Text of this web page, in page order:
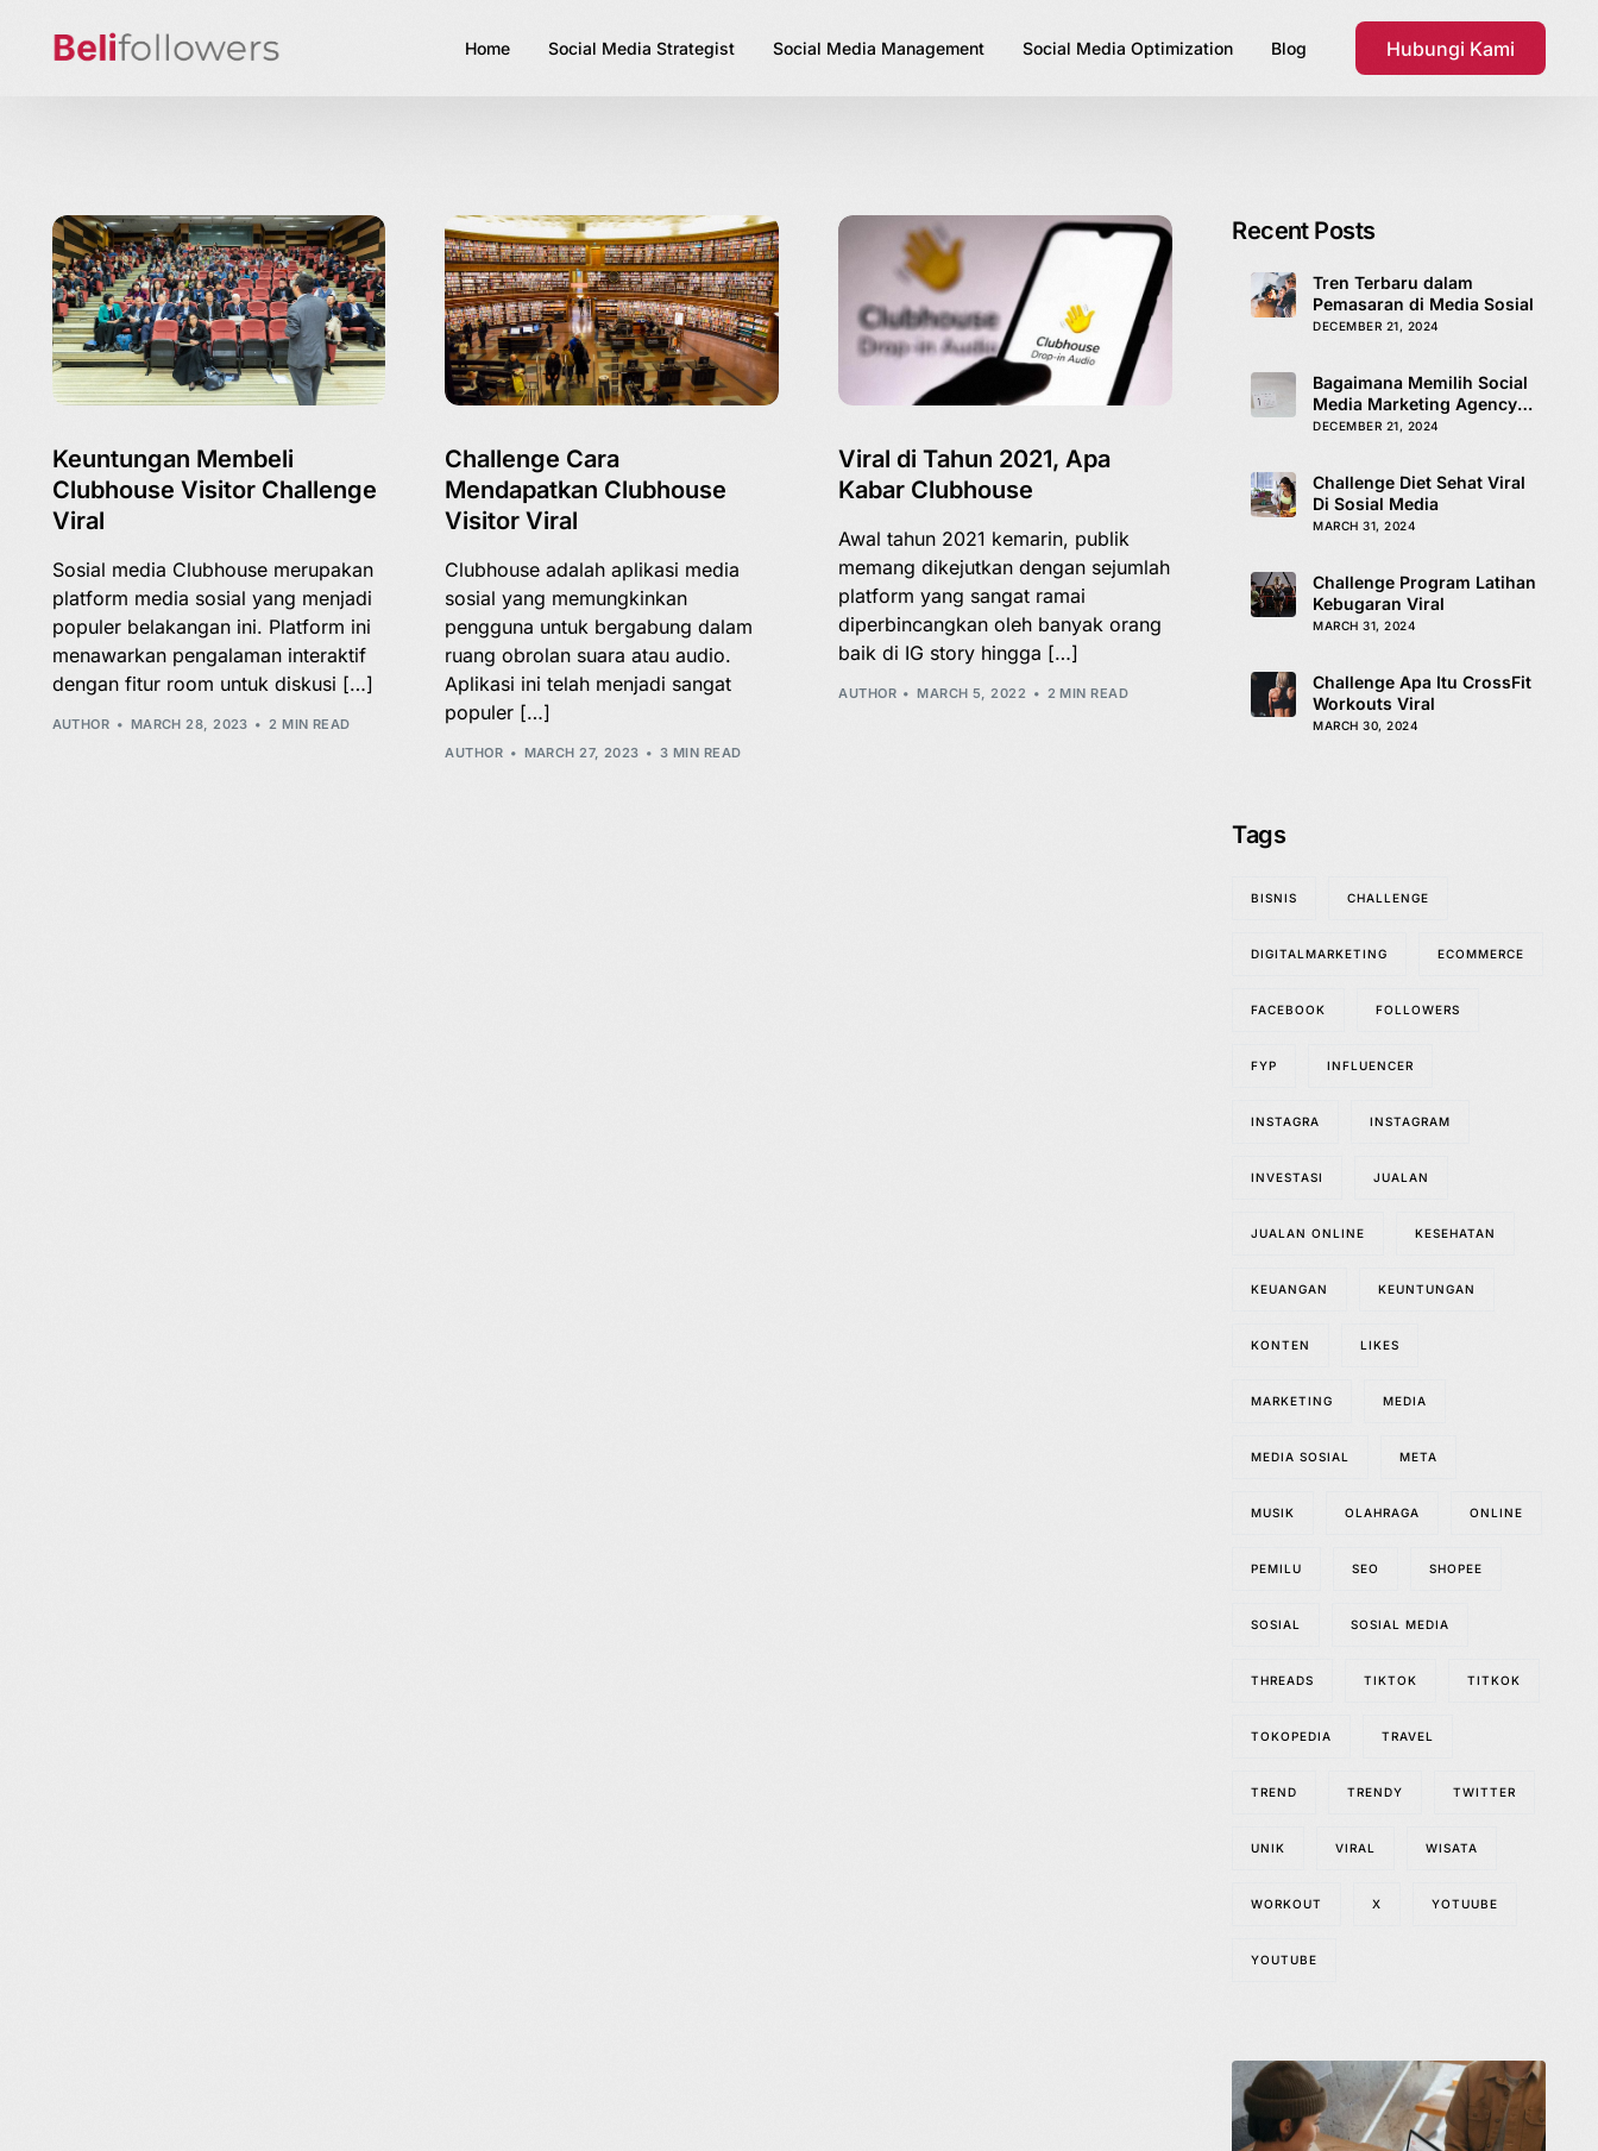
Home Social Media Strategist Social Media Management Social Media Optimization Blog Hubungi Kami
Keuntungan Membeli
Clubhouse Visitor Challenge
Viral
Sosial media Clubhouse merupakan
platform media sosial yang menjadi
populer belakangan ini. Platform ini
menawarkan pengalaman interaktif
dengan fitur room untuk diskusi […]
AUTHOR MARCH 28, 2023 2 MIN READ
Challenge Cara
Mendapatkan Clubhouse
Visitor Viral
Clubhouse adalah aplikasi media
sosial yang memungkinkan
pengguna untuk bergabung dalam
ruang obrolan suara atau audio.
Aplikasi ini telah menjadi sangat
populer […]
AUTHOR MARCH 27, 2023 3 MIN READ
Viral di Tahun 2021, Apa
Kabar Clubhouse
Awal tahun 2021 kemarin, publik
memang dikejutkan dengan sejumlah
platform yang sangat ramai
diperbincangkan oleh banyak orang
baik di IG story hingga […]
AUTHOR MARCH 5, 2022 2 MIN READ
Recent Posts
Tren Terbaru dalam
Pemasaran di Media Sosial
DECEMBER 21, 2024
Bagaimana Memilih Social
Media Marketing Agency
yang Tepat
DECEMBER 21, 2024
Challenge Diet Sehat Viral
Di Sosial Media
MARCH 31, 2024
Challenge Program Latihan
Kebugaran Viral
MARCH 31, 2024
Challenge Apa Itu CrossFit
Workouts Viral
MARCH 30, 2024
Tags
BISNIS CHALLENGE
DIGITALMARKETING ECOMMERCE
FACEBOOK FOLLOWERS
FYP INFLUENCER
INSTAGRA INSTAGRAM
INVESTASI JUALAN
JUALAN ONLINE KESEHATAN
KEUANGAN KEUNTUNGAN
KONTEN LIKES
MARKETING MEDIA
MEDIA SOSIAL META
MUSIK OLAHRAGA ONLINE
PEMILU SEO SHOPEE
SOSIAL SOSIAL MEDIA
THREADS TIKTOK TITKOK
TOKOPEDIA TRAVEL
TREND TRENDY TWITTER
UNIK VIRAL WISATA
WORKOUT X YOTUUBE
YOUTUBE